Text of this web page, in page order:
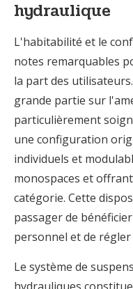
hydraulique
L'habitabilité et le
notes remarquables
la part des
grande partie sur
particulièrement
une configuration
individuels et
monospaces et
catégorie. Cette
passager de
personnel et de
Le système de